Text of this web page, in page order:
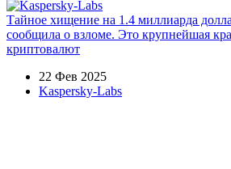
Тайное хищение на 1.4 миллиарда
сообщила о взломе. Это крупнейшая
криптовалют
22 Фев 2025
Kaspersky-Labs